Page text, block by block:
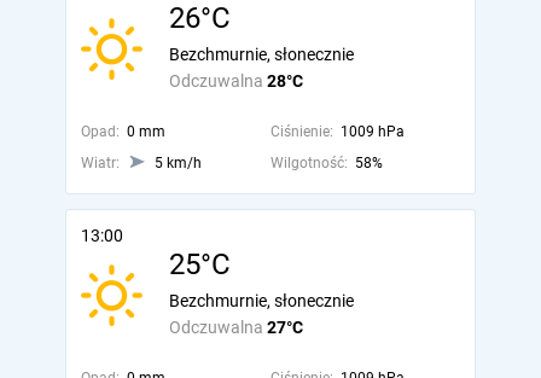
26°C
Odczuwalna 28°C
Bezchmurnie, słonecznie
Opad: 0 mm Ciśnienie: 1009 hPa
Wiatr:
5 km/h Wilgotność: 58%
13:00
25°C
Odczuwalna 27°C
Bezchmurnie, słonecznie